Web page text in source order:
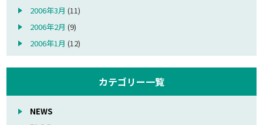
2006年3月 (11)
2006年2月 (9)
2006年1月 (12)
カテゴリー一覧
NEWS